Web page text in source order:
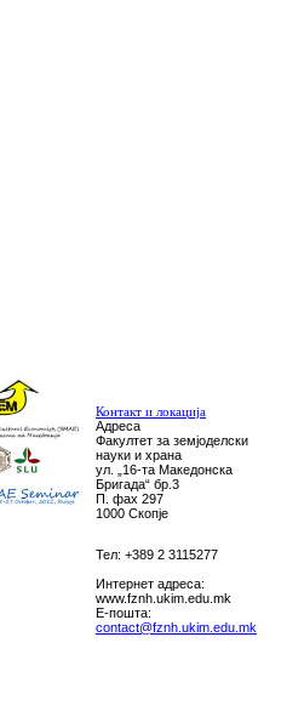
Контакт и локација
Адреса
Факултет за земјоделски
науки и храна
ул. „16-та Македонска
Бригада“ бр.3
П. фах 297
1000 Скопје
Тел: +389 2 3115277
Интернет адреса:
www.fznh.ukim.edu.mk
E-пошта:
contact@fznh.ukim.edu.mk